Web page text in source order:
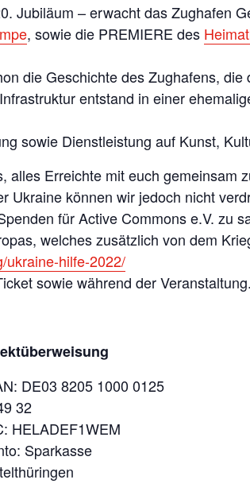
Jubiläum – erwacht das Zughafen
, sowie die PREMIERE des
die Geschichte des Zughafens,
entstand in einer
sowie Dienstleistung auf Kunst,
alles Erreichte mit euch gemeinsam
Ukraine können wir jedoch nicht
für Active Commons e.V. zu
welches zusätzlich von dem
ukraine-hilfe-2022/
sowie während der Veranstaltung.
DE03 8205 1000 0125
32
HELADEF1WEM
Sparkasse